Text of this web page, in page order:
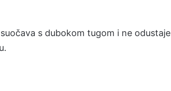
s dubokom tugom i ne odustaje